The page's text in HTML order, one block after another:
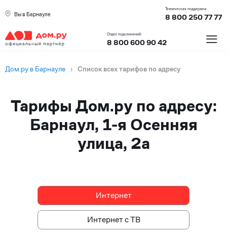
Вы в Барнауле
Техническая поддержка:
8 800 250 77 77
Отдел подключений:
8 800 600 90 42 ≡
Дом.ру в Барнауле › Список всех тарифов по адресу
Тарифы Дом.ру по адресу:
Барнаул, 1-я Осенняя
улица, 2а
Интернет
Интернет
Интернет с ТВ